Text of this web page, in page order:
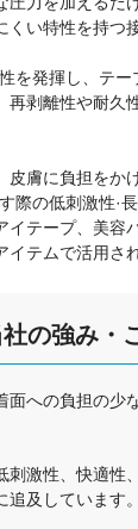
くい特性を持つ
を発揮し、テ
再剥離性や耐久
皮膚に負担をか
際の低刺激性·
イテープ、美容
テムで活用さ
社の強み・
面への負担の少
刺激性、快適性
及しています。